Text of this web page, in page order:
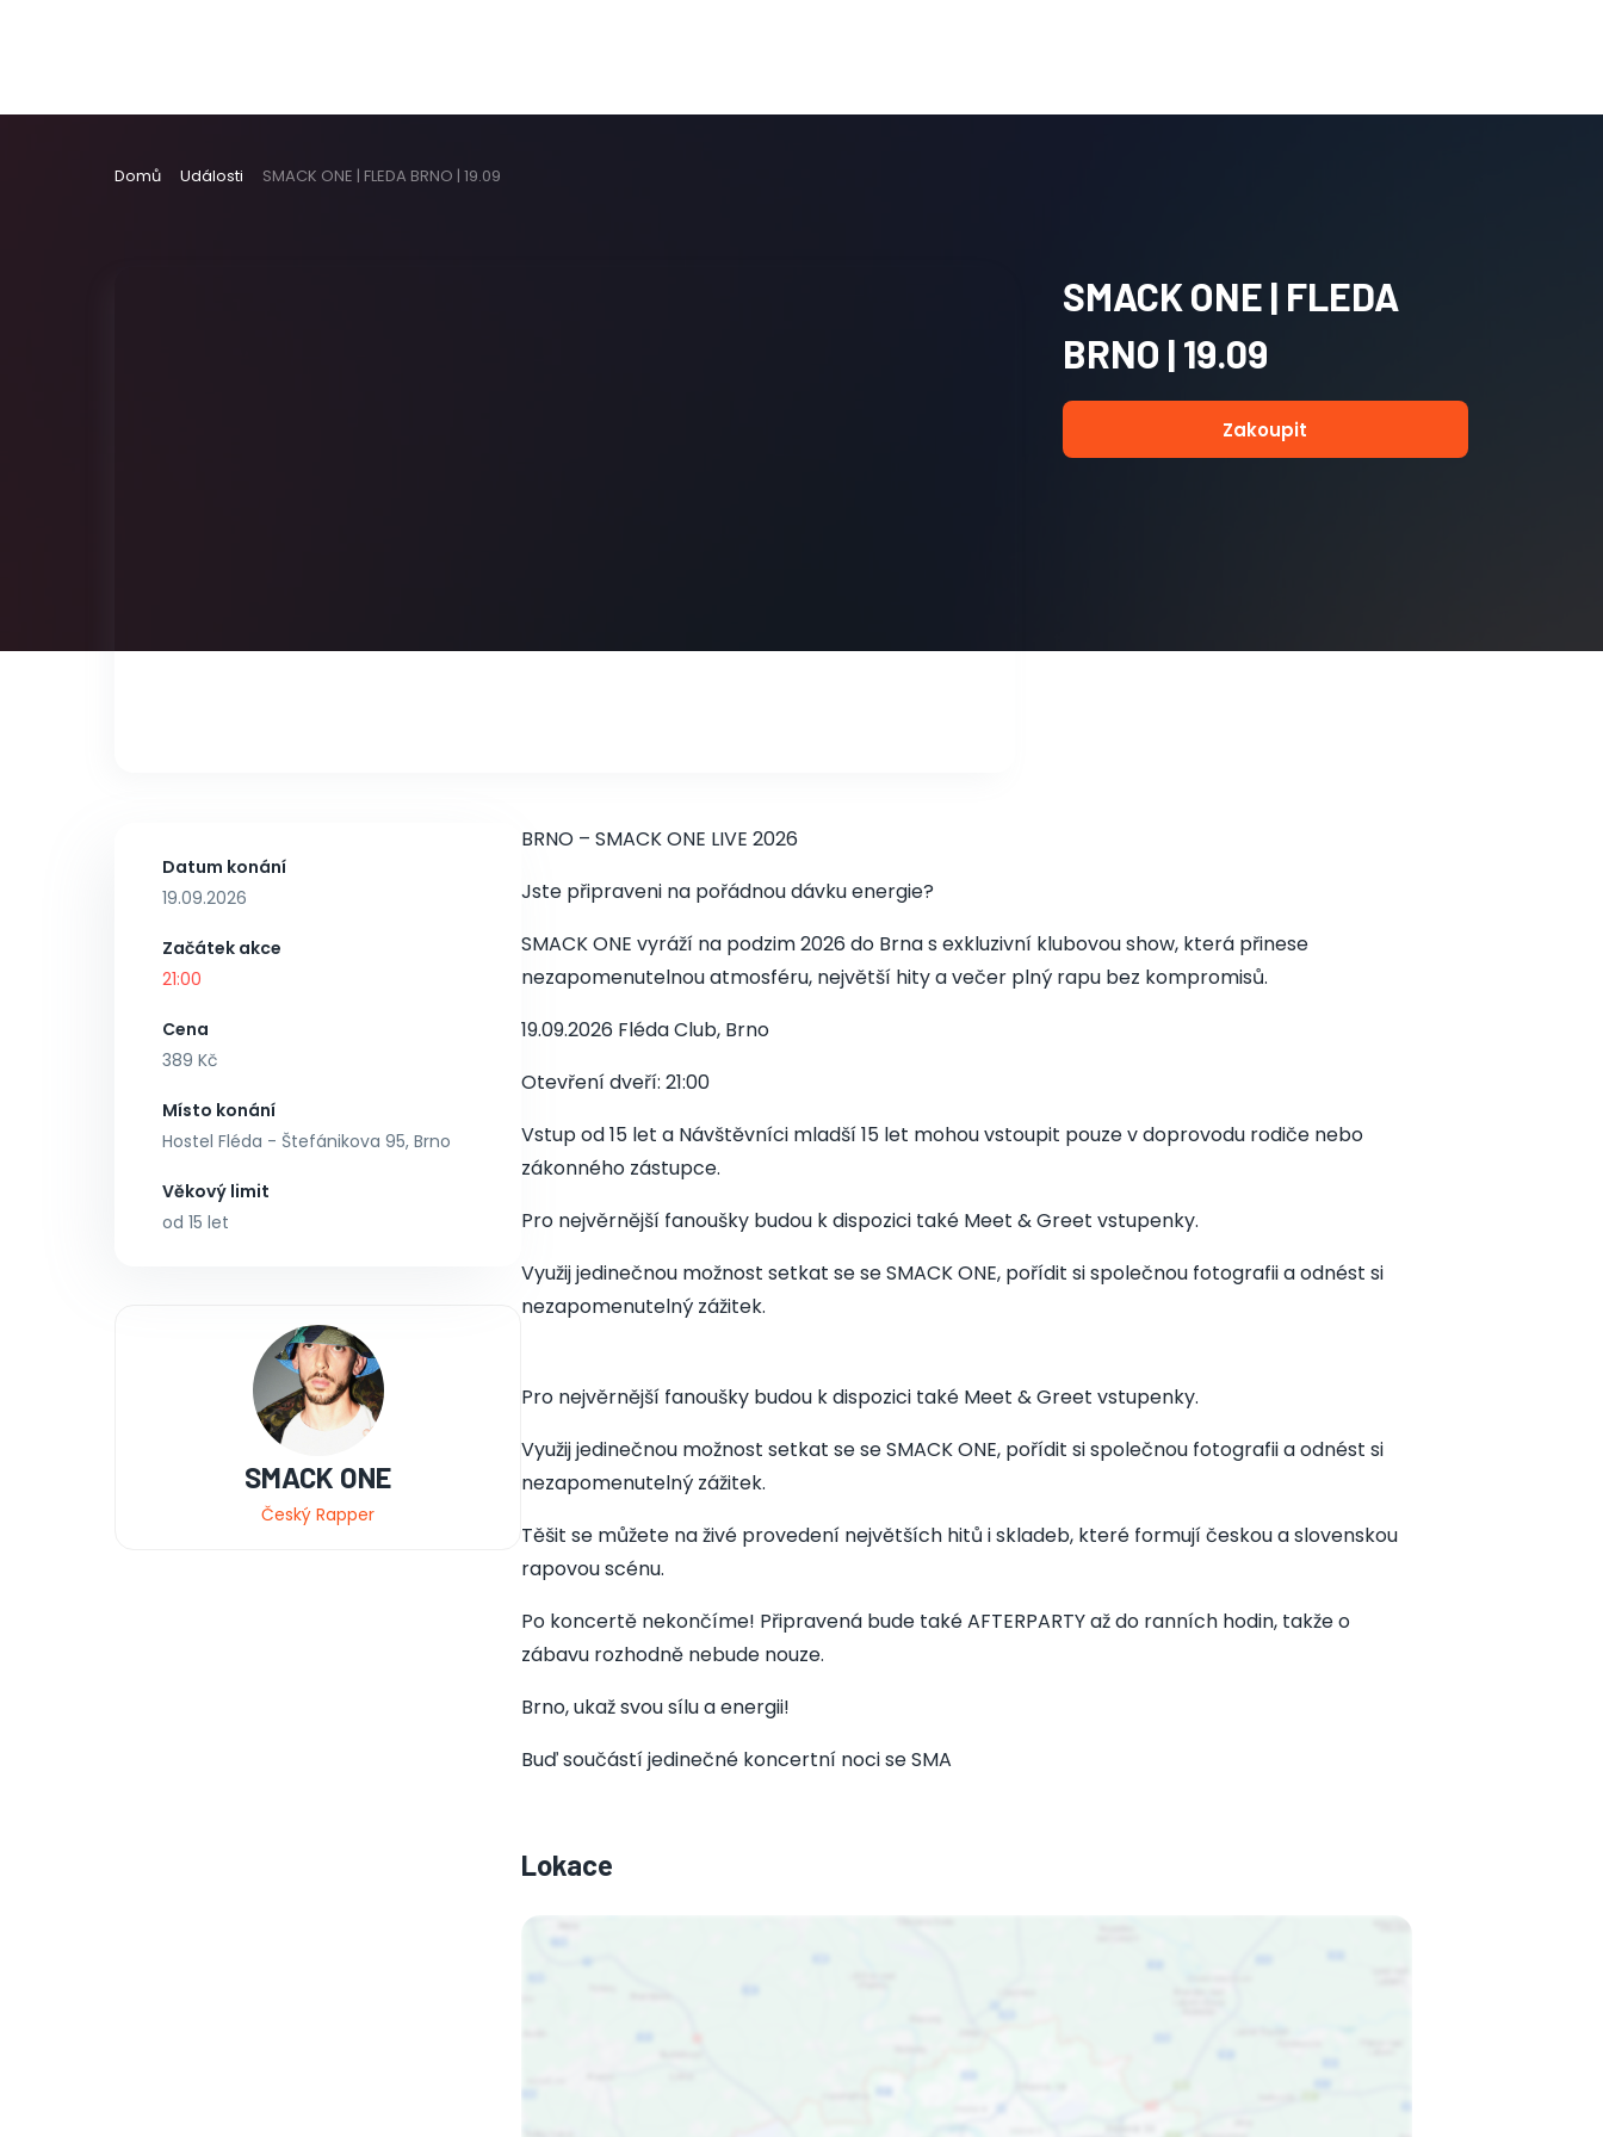
Domů Události SMACK ONE | FLEDA BRNO | 19.09
SMACK ONE | FLEDA
BRNO | 19.09
Zakoupit
Datum konání
19.09.2026
Začátek akce
21:00
Cena
389 Kč
Místo konání
Hostel Fléda - Štefánikova 95, Brno
Věkový limit
od 15 let
SMACK ONE
Český Rapper
BRNO – SMACK ONE LIVE 2026
Jste připraveni na pořádnou dávku energie?
SMACK ONE vyráží na podzim 2026 do Brna s exkluzivní klubovou show, která přinese
nezapomenutelnou atmosféru, největší hity a večer plný rapu bez kompromisů.
19.09.2026 Fléda Club, Brno
Otevření dveří: 21:00
Vstup od 15 let a Návštěvníci mladší 15 let mohou vstoupit pouze v doprovodu rodiče nebo
zákonného zástupce.
Pro nejvěrnější fanoušky budou k dispozici také Meet & Greet vstupenky.
Využij jedinečnou možnost setkat se se SMACK ONE, pořídit si společnou fotografii a odnést si
nezapomenutelný zážitek.
Pro nejvěrnější fanoušky budou k dispozici také Meet & Greet vstupenky.
Využij jedinečnou možnost setkat se se SMACK ONE, pořídit si společnou fotografii a odnést si
nezapomenutelný zážitek.
Těšit se můžete na živé provedení největších hitů i skladeb, které formují českou a slovenskou
rapovou scénu.
Po koncertě nekončíme! Připravená bude také AFTERPARTY až do ranních hodin, takže o
zábavu rozhodně nebude nouze.
Brno, ukaž svou sílu a energii!
Buď součástí jedinečné koncertní noci se SMA
Lokace